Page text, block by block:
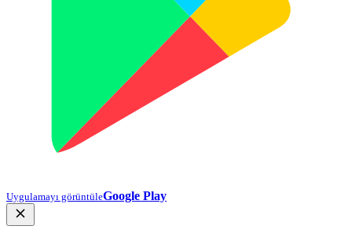
Uygulamayı görüntüleGoogle Play